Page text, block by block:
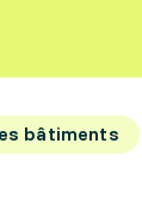
bâtiments